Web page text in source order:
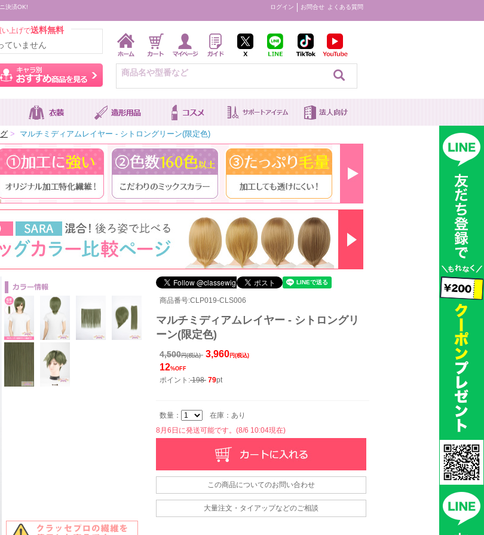
決済OK! ログイン お問合せ よくある質問
い上げで送料無料
ていません
ッグをカラーから探す キャラ別おすすめ商品を見る
> マルチミディアムレイヤー - シトロングリーン(限定色)
商品番号:CLP019-CLS006
マルチミディアムレイヤー - シトロングリ
ーン(限定色)
4,500円(税込) 3,960 円(税込)
12%OFF
ポイント:198 79pt
数量：
在庫：あり
8月6日に発送可能です。(8/6 10:04現在)
この商品についてのお問い合わせ
大量注文・タイアップなどのご相談